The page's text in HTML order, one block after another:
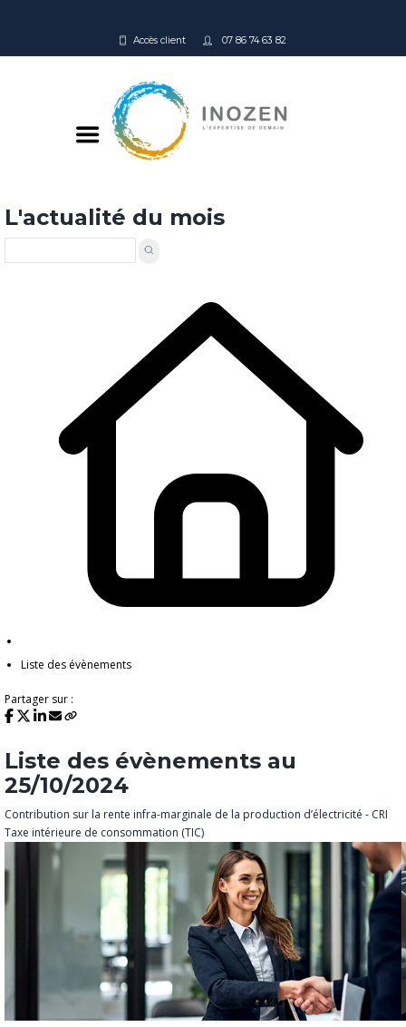
Accès client 07 86 74 63 82
L'actualité du mois
Liste des évènements
Partager sur :
Liste des évènements au
25/10/2024
Contribution sur la rente infra-marginale de la production d’électricité - CRI
Taxe intérieure de consommation (TIC)